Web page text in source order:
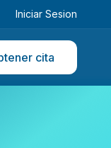
Iniciar Sesion
cita